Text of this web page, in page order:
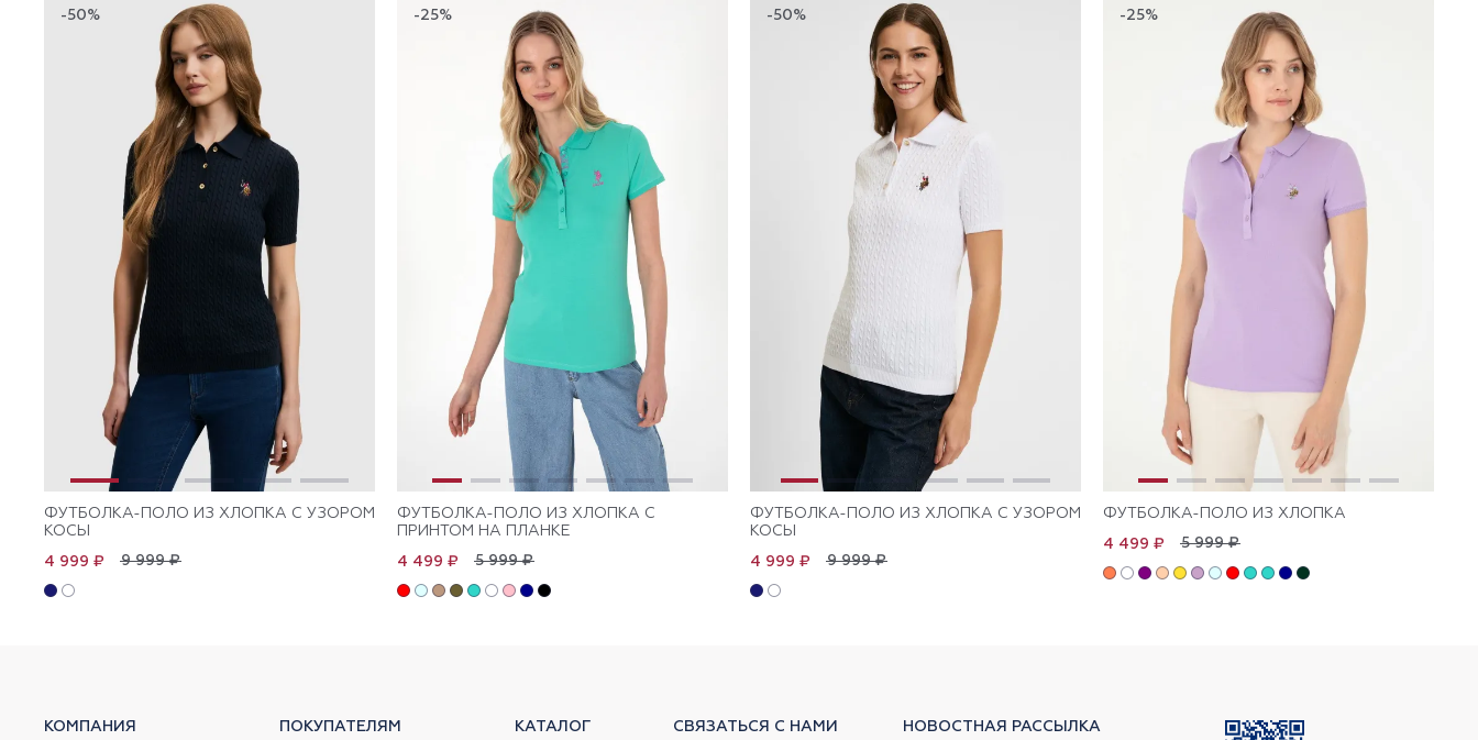
-50%
ФУТБОЛКА-ПОЛО ИЗ ХЛОПКА С УЗОРОМ
КОСЫ
9 999 ₽
4 999 ₽
-25%
ФУТБОЛКА-ПОЛО ИЗ ХЛОПКА С
ПРИНТОМ НА ПЛАНКЕ
5 999 ₽
4 499 ₽
-50%
ФУТБОЛКА-ПОЛО ИЗ ХЛОПКА С УЗОРОМ
КОСЫ
9 999 ₽
4 999 ₽
-25%
ФУТБОЛКА-ПОЛО ИЗ ХЛОПКА
5 999 ₽
4 499 ₽
КОМПАНИЯ ПОКУПАТЕЛЯМ КАТАЛОГ СВЯЗАТЬСЯ С НАМИ НОВОСТНАЯ РАССЫЛКА